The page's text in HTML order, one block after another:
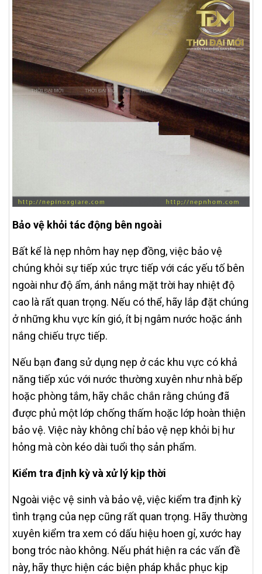
Bảo vệ khỏi tác động bên ngoài
Bất kể là nẹp nhôm hay nẹp đồng, việc bảo vệ
chúng khỏi sự tiếp xúc trực tiếp với các yếu tố bên
ngoài như độ ẩm, ánh nắng mặt trời hay nhiệt độ
cao là rất quan trọng. Nếu có thể, hãy lắp đặt chúng
ở những khu vực kín gió, ít bị ngâm nước hoặc ánh
nắng chiếu trực tiếp.
Nếu bạn đang sử dụng nẹp ở các khu vực có khả
năng tiếp xúc với nước thường xuyên như nhà bếp
hoặc phòng tắm, hãy chắc chắn rằng chúng đã
được phủ một lớp chống thấm hoặc lớp hoàn thiện
bảo vệ. Việc này không chỉ bảo vệ nẹp khỏi bị hư
hỏng mà còn kéo dài tuổi thọ sản phẩm.
Kiểm tra định kỳ và xử lý kịp thời
Ngoài việc vệ sinh và bảo vệ, việc kiểm tra định kỳ
tình trạng của nẹp cũng rất quan trọng. Hãy thường
xuyên kiểm tra xem có dấu hiệu hoen gỉ, xước hay
bong tróc nào không. Nếu phát hiện ra các vấn đề
này, hãy thực hiện các biện pháp khắc phục kịp